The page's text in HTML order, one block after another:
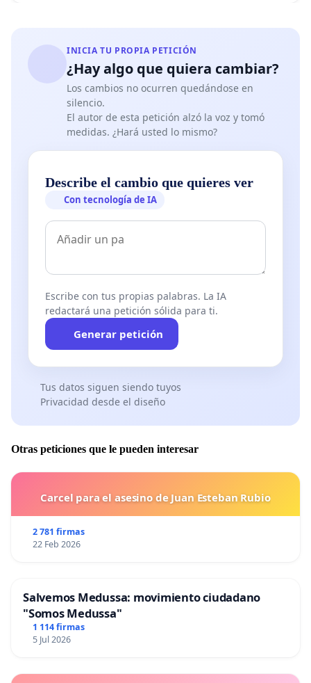
INICIA TU PROPIA PETICIÓN
¿Hay algo que quiera cambiar?
Los cambios no ocurren quedándose en
silencio.
El autor de esta petición alzó la voz y tomó
medidas. ¿Hará usted lo mismo?
Describe el cambio que quieres ver
Con tecnología de IA
Escribe con tus propias palabras. La IA
redactará una petición sólida para ti.
Generar petición
Tus datos siguen siendo tuyos
Privacidad desde el diseño
Otras peticiones que le pueden interesar
Carcel para el asesino de Juan Esteban Rubio
2 781 firmas
22 Feb 2026
Salvemos Medussa: movimiento ciudadano
"Somos Medussa"
1 114 firmas
5 Jul 2026